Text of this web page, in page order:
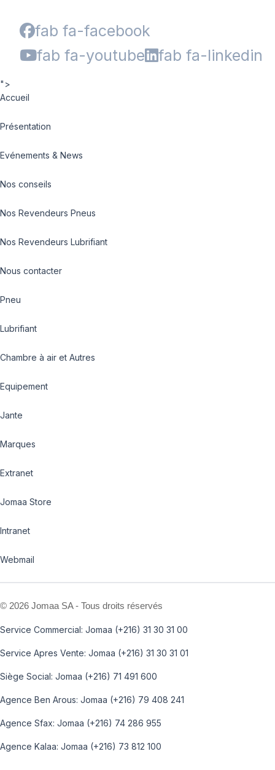
fab fa-facebook
fab fa-youtube
fab fa-linkedin
">
Accueil
Présentation
Evénements & News
Nos conseils
Nos Revendeurs Pneus
Nos Revendeurs Lubrifiant
Nous contacter
Pneu
Lubrifiant
Chambre à air et Autres
Equipement
Jante
Marques
Extranet
Jomaa Store
Intranet
Webmail
© 2026 Jomaa SA - Tous droits réservés
Service Commercial: Jomaa (+216) 31 30 31 00
Service Apres Vente: Jomaa (+216) 31 30 31 01
Siège Social: Jomaa (+216) 71 491 600
Agence Ben Arous: Jomaa (+216) 79 408 241
Agence Sfax: Jomaa (+216) 74 286 955
Agence Kalaa: Jomaa (+216) 73 812 100